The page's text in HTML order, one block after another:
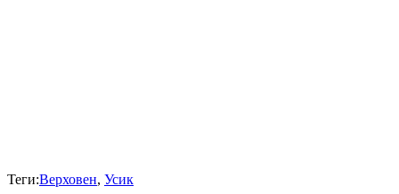
Теги:Верховен, Усик